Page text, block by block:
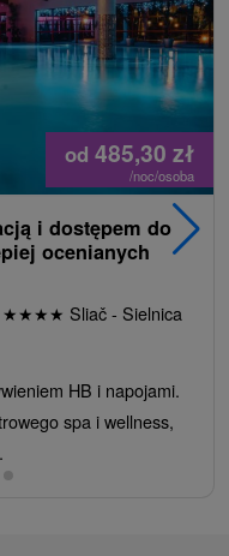
od 485,30 zł
/noc/osoba
i dostępem do
ocenianych
★★★★ Sliač - Sielnica
HB i napojami.
spa i wellness,